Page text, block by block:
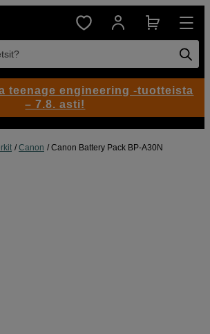
Canon Canon Battery Pack BP-A30N
teenage engineering -tuotteista
– 7.8. asti!